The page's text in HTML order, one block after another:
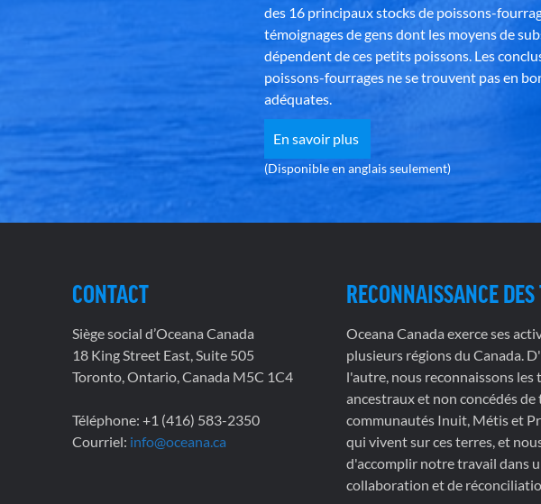
des 16 principaux stocks de poissons-
témoignages de gens dont les moyens de
dépendent de ces petits poissons. Les
poissons-fourrages ne se trouvent pas en
adéquates.
En savoir plus
(Disponible en anglais seulement)
CONTACT
Siège social d’Oceana Canada
18 King Street East, Suite 505
Toronto, Ontario, Canada M5C 1C4
Téléphone: +1 (416) 583-2350
Courriel: info@oceana.ca
RECONNAISSANCE DES
Oceana Canada exerce ses
plusieurs régions du Canada.
l'autre, nous reconnaissons
ancestraux et non concédés de
communautés Inuit, Métis et
qui vivent sur ces terres, et
d'accomplir notre travail dans
collaboration et de